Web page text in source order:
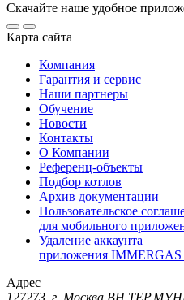
Скачайте наше удобное
Карта сайта
Компания
Гарантия и сервис
Наши партнеры
Обучение
Новости
Контакты
О Компании
Референц-объекты
Подбор котлов
Архив документации
Пользовательское
для мобильного
Удаление аккаунта
приложения
Адрес
127273, г. Москва